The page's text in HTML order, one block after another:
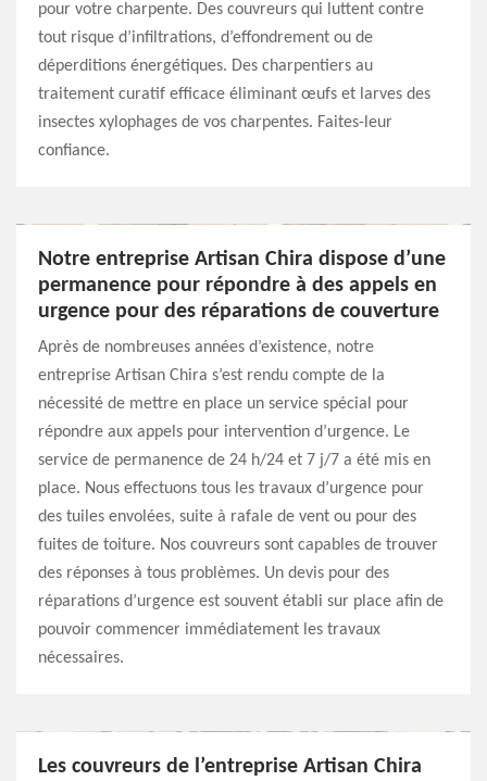
pour votre charpente. Des couvreurs qui luttent contre
tout risque d’infiltrations, d’effondrement ou de
déperditions énergétiques. Des charpentiers au
traitement curatif efficace éliminant œufs et larves des
insectes xylophages de vos charpentes. Faites-leur
confiance.
Notre entreprise Artisan Chira dispose d’une
permanence pour répondre à des appels en
urgence pour des réparations de couverture
Après de nombreuses années d’existence, notre
entreprise Artisan Chira s’est rendu compte de la
nécessité de mettre en place un service spécial pour
répondre aux appels pour intervention d’urgence. Le
service de permanence de 24 h/24 et 7 j/7 a été mis en
place. Nous effectuons tous les travaux d’urgence pour
des tuiles envolées, suite à rafale de vent ou pour des
fuites de toiture. Nos couvreurs sont capables de trouver
des réponses à tous problèmes. Un devis pour des
réparations d’urgence est souvent établi sur place afin de
pouvoir commencer immédiatement les travaux
nécessaires.
Les couvreurs de l’entreprise Artisan Chira